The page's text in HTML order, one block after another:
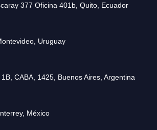
377 Oficina 401b, Quito, Ecuador
Uruguay
CABA, 1425, Buenos Aires, Argentina
México